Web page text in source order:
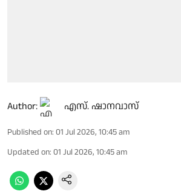
Author: എസ്. ഷാനവാസ്
Published on: 01 Jul 2026, 10:45 am
Updated on: 01 Jul 2026, 10:45 am